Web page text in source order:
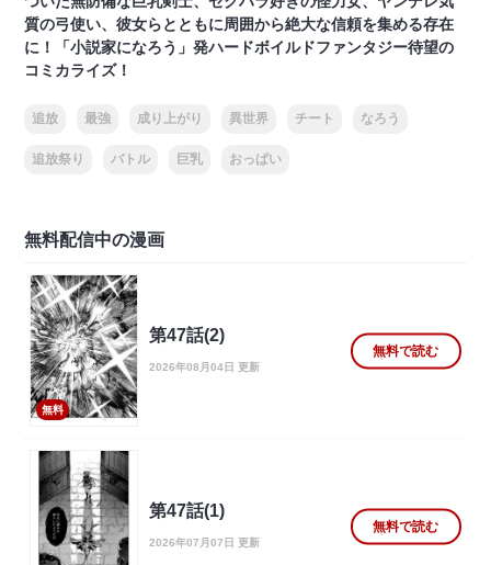
質の弓使い、彼女らとともに周囲から絶大な信頼を集める存在
に！「小説家になろう」発ハードボイルドファンタジー待望の
コミカライズ！
追放 最強 成り上がり 異世界 チート なろう
追放祭り バトル 巨乳 おっぱい
無料配信中の漫画
無料
第47話(2)
2026年08月04日 更新
無料で読む
第47話(1)
2026年07月07日 更新
無料で読む